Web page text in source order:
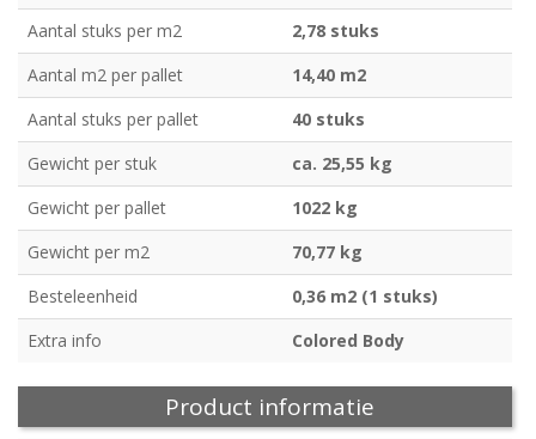
Aantal stuks per m2
2,78 stuks
Aantal m2 per pallet
14,40 m2
Aantal stuks per pallet
40 stuks
Gewicht per stuk
ca. 25,55 kg
Gewicht per pallet
1022 kg
Gewicht per m2
70,77 kg
Besteleenheid
0,36 m2 (1 stuks)
Extra info
Colored Body
Product informatie